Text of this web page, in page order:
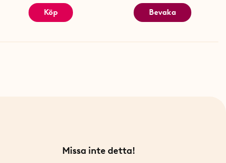
Köp
Bevaka
Missa inte detta!